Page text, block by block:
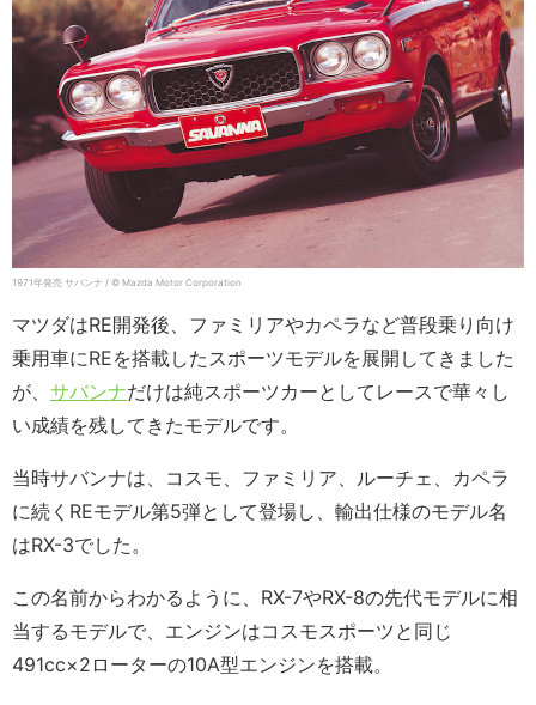
1971年発売 サバンナ / © Mazda Motor Corporation
マツダはRE開発後、ファミリアやカペラなど普段乗り向け
乗用車にREを搭載したスポーツモデルを展開してきました
が、 サバンナだけは純スポーツカーとしてレースで華々し
い成績を残してきたモデルです。
当時サバンナは、コスモ、ファミリア、ルーチェ、カペラ
に続くREモデル第5弾として登場し、輸出仕様のモデル名
はRX-3でした。
この名前からわかるように、RX-7やRX-8の先代モデルに相
当するモデルで、エンジンはコスモスポーツと同じ
491cc×2ローターの10A型エンジンを搭載。